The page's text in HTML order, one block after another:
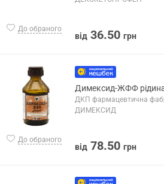
До обраного
від 36.50 грн
До обраного
Димексид-ЖФФ
ДКП фармацевтична
ДИМЕКСИД
від 78.50 грн